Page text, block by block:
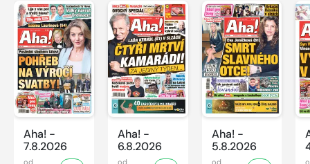
Aha! -
7.8.2026
od
Aha! -
6.8.2026
od
Aha! -
5.8.2026
od